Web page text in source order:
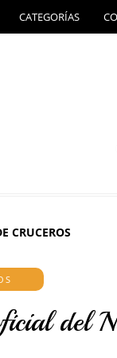
CATEGORÍAS
CRUCEROS
del